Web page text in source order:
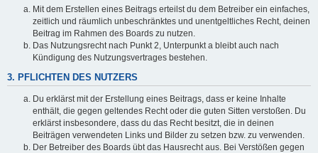
Mit dem Erstellen eines Beitrags erteilst du dem Betreiber ein einfaches,
zeitlich und räumlich unbeschränktes und unentgeltliches Recht, deinen
Beitrag im Rahmen des Boards zu nutzen.
Das Nutzungsrecht nach Punkt 2, Unterpunkt a bleibt auch nach
Kündigung des Nutzungsvertrages bestehen.
3. PFLICHTEN DES NUTZERS
Du erklärst mit der Erstellung eines Beitrags, dass er keine Inhalte
enthält, die gegen geltendes Recht oder die guten Sitten verstoßen. Du
erklärst insbesondere, dass du das Recht besitzt, die in deinen
Beiträgen verwendeten Links und Bilder zu setzen bzw. zu verwenden.
Der Betreiber des Boards übt das Hausrecht aus. Bei Verstößen gegen